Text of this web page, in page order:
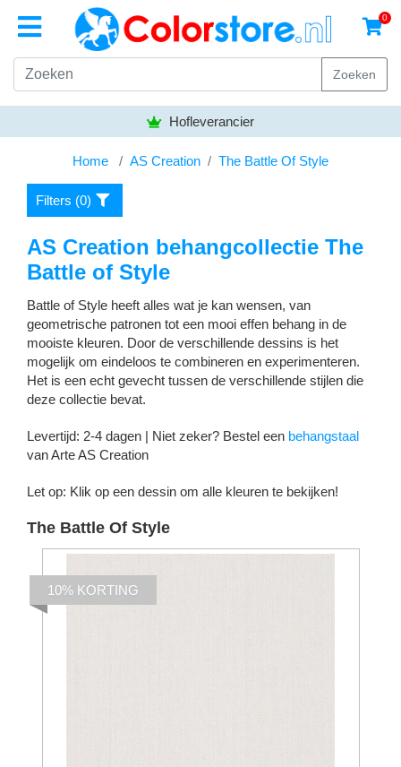
0
Zoeken
Bezorgen gratis vanaf
Home AS Creation The Battle Of Style
Filters (0)
AS Creation behangcollectie The
Battle of Style
Battle of Style heeft alles wat je kan wensen, van
geometrische patronen tot een mooi effen behang in de
mooiste kleuren. Door de verschillende dessins is het
mogelijk om eindeloos te combineren en experimenteren.
Het is een echt gevecht tussen de verschillende stijlen die
deze collectie bevat.
Levertijd: 2-4 dagen | Niet zeker? Bestel een behangstaal
van Arte AS Creation
Let op: Klik op een dessin om alle kleuren te bekijken!
The Battle Of Style
10% KORTING